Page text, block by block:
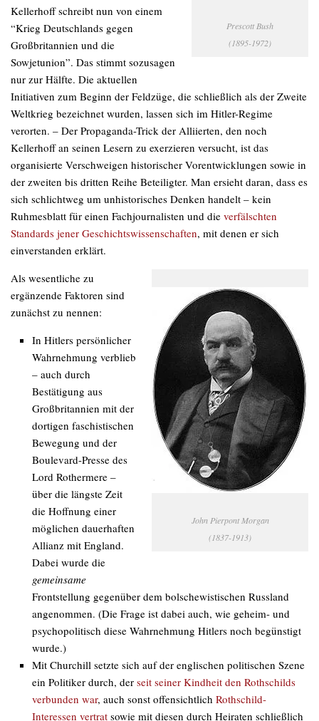
Prescott Bush
(1895-1972)
Kellerhoff schreibt nun von einem
“Krieg Deutschlands gegen
Großbritannien und die
Sowjetunion”. Das stimmt sozusagen
nur zur Hälfte. Die aktuellen
Initiativen zum Beginn der Feldzüge, die schließlich als der Zweite
Weltkrieg bezeichnet wurden, lassen sich im Hitler-Regime
verorten. – Der Propaganda-Trick der Alliierten, den noch
Kellerhoff an seinen Lesern zu exerzieren versucht, ist das
organisierte Verschweigen historischer Vorentwicklungen sowie in
der zweiten bis dritten Reihe Beteiligter. Man ersieht daran, dass es
sich schlichtweg um unhistorisches Denken handelt – kein
Ruhmesblatt für einen Fachjournalisten und die verfälschten
Standards jener Geschichtswissenschaften, mit denen er sich
einverstanden erklärt.
John Pierpont Morgan
(1837-1913)
Als wesentliche zu
ergänzende Faktoren sind
zunächst zu nennen:
In Hitlers persönlicher
Wahrnehmung verblieb
– auch durch
Bestätigung aus
Großbritannien mit der
dortigen faschistischen
Bewegung und der
Boulevard-Presse des
Lord Rothermere –
über die längste Zeit
die Hoffnung einer
möglichen dauerhaften
Allianz mit England.
Dabei wurde die
gemeinsame
Frontstellung gegenüber dem bolschewistischen Russland
angenommen. (Die Frage ist dabei auch, wie geheim- und
psychopolitisch diese Wahrnehmung Hitlers noch begünstigt
wurde.)
Mit Churchill setzte sich auf der englischen politischen Szene
ein Politiker durch, der seit seiner Kindheit den Rothschilds
verbunden war, auch sonst offensichtlich Rothschild-
Interessen vertrat sowie mit diesen durch Heiraten schließlich